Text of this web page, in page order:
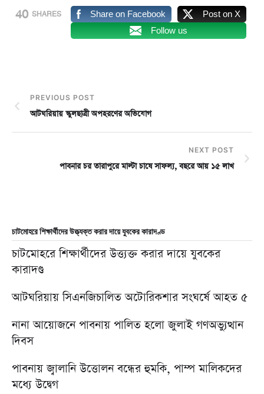
40 SHARES Share on Facebook
Post on X
Follow us
PREVIOUS POST
আটঘরিয়ায় স্কুলছাত্রী অপহরণের অভিযোগ
NEXT POST
পাবনার চর তারাপুরে মাল্টা চাষে সাফল্য, বছরে আয় ১৫ লাখ
চাটমোহরে শিক্ষার্থীদের উত্ত্যক্ত করার দায়ে যুবকের কারাদণ্ড
চাটমোহরে শিক্ষার্থীদের উত্ত্যক্ত করার দায়ে যুবকের
কারাদণ্ড
আটঘরিয়ায় সিএনজিচালিত অটোরিকশার সংঘর্ষে আহত ৫
নানা আয়োজনে পাবনায় পালিত হলো জুলাই গণঅভ্যুত্থান
দিবস
পাবনায় জ্বালানি উত্তোলন বন্ধের হুমকি, পাম্প মালিকদের
মধ্যে উদ্বেগ